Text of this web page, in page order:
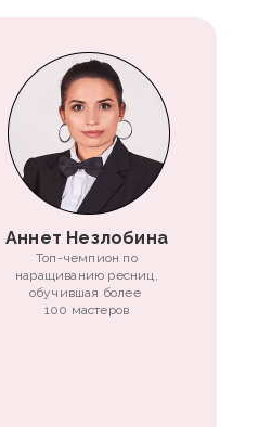
Аннет Незлобина
Топ-чемпион по
наращиванию ресниц,
обучившая более
100 мастеров